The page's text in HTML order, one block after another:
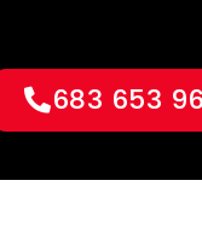
683 653